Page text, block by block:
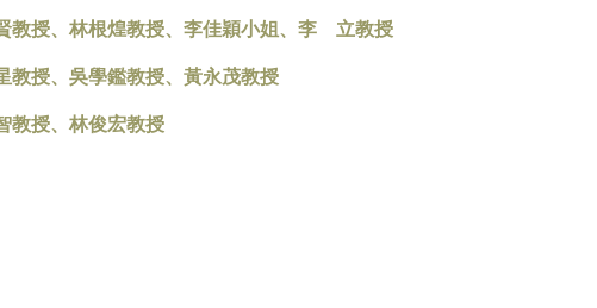
教授、林根煌教授、李佳穎小姐、李 立教授
教授、吳學鑑教授、黃永茂教授
教授、林俊宏教授